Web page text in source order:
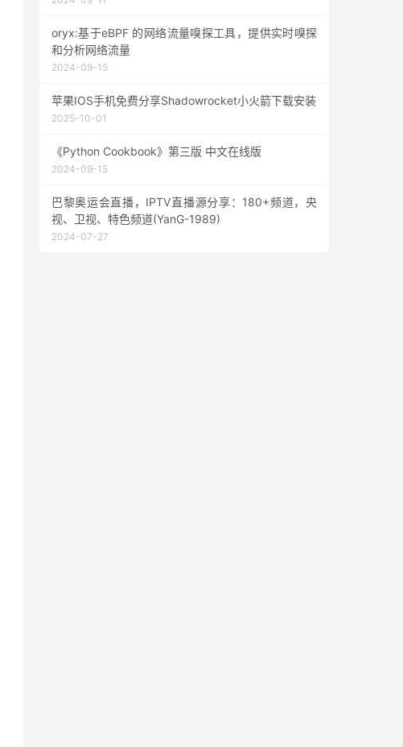
oryx:基于eBPF 的网络流量嗅探工具，提供实时嗅探
和分析网络流量
2024-09-15
苹果IOS手机免费分享Shadowrocket小火箭下载安装
2025-10-01
《Python Cookbook》第三版 中文在线版
2024-09-15
巴黎奥运会直播，IPTV直播源分享：180+频道，央
视、卫视、特色频道(YanG-1989)
2024-07-27